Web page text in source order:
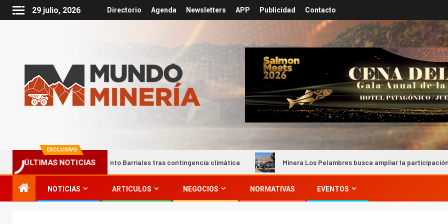
29 julio, 2026 Directorio Agenda Newsletters APP Publicidad Contacto
EXCLUSIVO
ÚLTIMAS NOTICIAS
del campamento Barriales tras contingencia climática Minera Los Pelambres busca ampliar la participación de
NOTICIAS ARTICULOS NEGOCIOS NORMATIVAS EVENTOS